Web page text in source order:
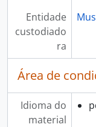
Entidade
custodiado
ra
Área de
Idioma do
material